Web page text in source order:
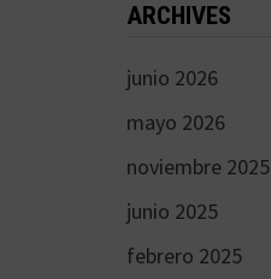
ARCHIVES
junio 2026
mayo 2026
noviembre 2025
junio 2025
febrero 2025